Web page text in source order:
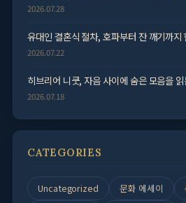
2026.07.28
유대인 결혼식 절차, 호파부터 잔 깨기까지
2026.07.22
히브리어 니쿳, 자음 사이에 숨은 모음을 읽
2026.07.18
CATEGORIES
Uncategorized 문화 에세이